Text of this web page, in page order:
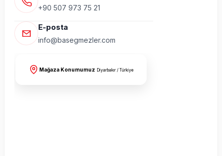
+90 507 973 75 21
E-posta
info@basegmezler.com
Mağaza Konumumuz Diyarbakır / Türkiye